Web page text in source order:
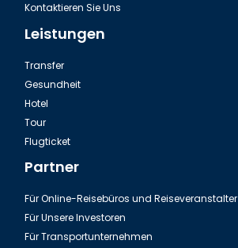
Kontaktieren Sie Uns
Leistungen
Transfer
Gesundheit
Hotel
Tour
Flugticket
Partner
Für Online-Reisebüros und Reiseveranstalter
Für Unsere Investoren
Für Transportunternehmen